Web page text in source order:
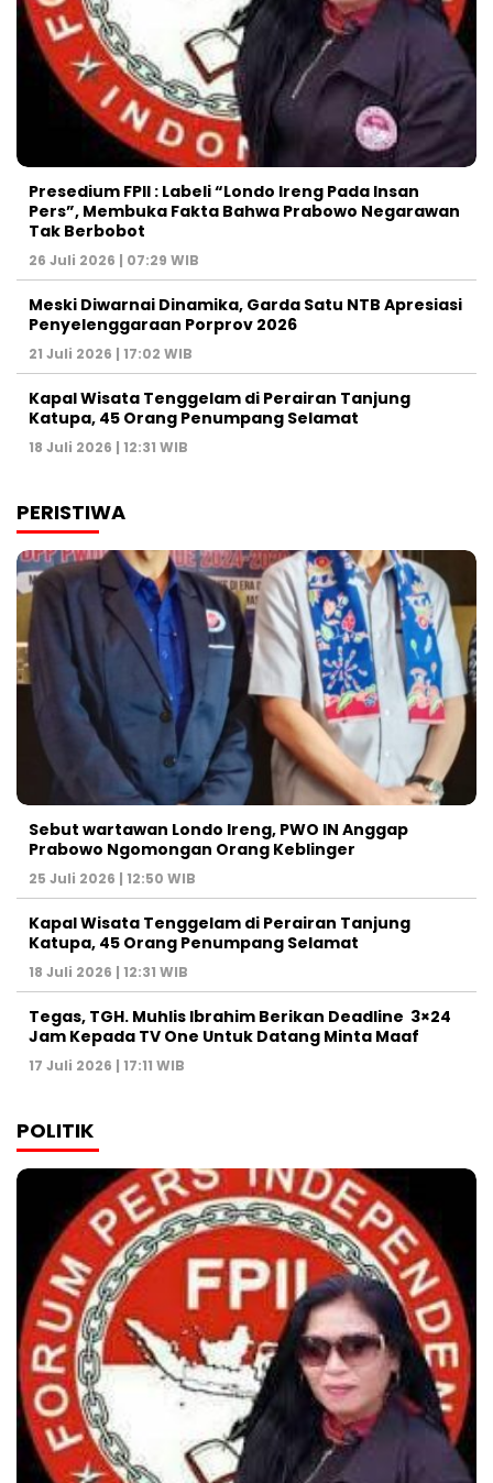
Presedium FPII : Labeli “Londo Ireng Pada Insan
Pers”, Membuka Fakta Bahwa Prabowo Negarawan
Tak Berbobot
26 Juli 2026 | 07:29 WIB
Meski Diwarnai Dinamika, Garda Satu NTB Apresiasi
Penyelenggaraan Porprov 2026 ‎
21 Juli 2026 | 17:02 WIB
Kapal Wisata Tenggelam di Perairan Tanjung
Katupa, 45 Orang Penumpang Selamat
18 Juli 2026 | 12:31 WIB
PERISTIWA
Sebut wartawan Londo Ireng, PWO IN Anggap
Prabowo Ngomongan Orang Keblinger
25 Juli 2026 | 12:50 WIB
Kapal Wisata Tenggelam di Perairan Tanjung
Katupa, 45 Orang Penumpang Selamat
18 Juli 2026 | 12:31 WIB
Tegas, TGH. Muhlis Ibrahim Berikan Deadline 3×24
Jam Kepada TV One Untuk Datang Minta Maaf
17 Juli 2026 | 17:11 WIB
POLITIK